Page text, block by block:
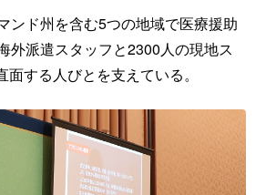
ンド州を含む5つの地域で医療援助
外派遣スタッフと2300人の現地ス
面する人びとを支えている。